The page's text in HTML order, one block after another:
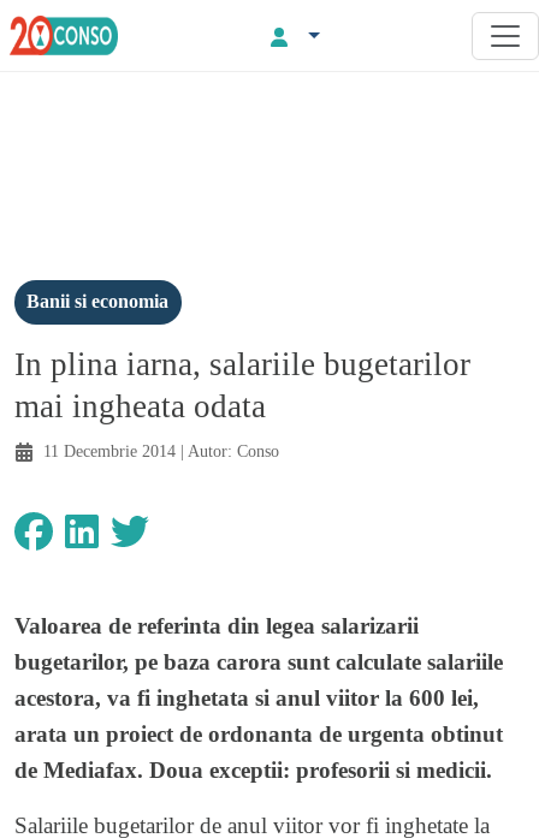
Banii si economia
In plina iarna, salariile bugetarilor
mai ingheata odata
11 Decembrie 2014 | Autor: Conso
Valoarea de referinta din legea salarizarii
bugetarilor, pe baza carora sunt calculate salariile
acestora, va fi inghetata si anul viitor la 600 lei,
arata un proiect de ordonanta de urgenta obtinut
de Mediafax. Doua exceptii: profesorii si medicii.
Salariile bugetarilor de anul viitor vor fi inghetate la